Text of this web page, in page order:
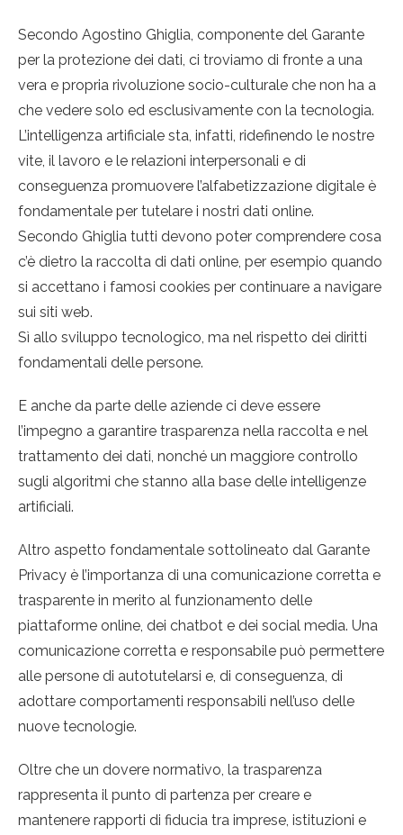
Secondo Agostino Ghiglia, componente del Garante
per la protezione dei dati, ci troviamo di fronte a una
vera e propria rivoluzione socio-culturale che non ha a
che vedere solo ed esclusivamente con la tecnologia.
L’intelligenza artificiale sta, infatti, ridefinendo le nostre
vite, il lavoro e le relazioni interpersonali e di
conseguenza promuovere l’alfabetizzazione digitale è
fondamentale per tutelare i nostri dati online.
Secondo Ghiglia tutti devono poter comprendere cosa
c’è dietro la raccolta di dati online, per esempio quando
si accettano i famosi cookies per continuare a navigare
sui siti web.
Sì allo sviluppo tecnologico, ma nel rispetto dei diritti
fondamentali delle persone.
E anche da parte delle aziende ci deve essere
l’impegno a garantire trasparenza nella raccolta e nel
trattamento dei dati, nonché un maggiore controllo
sugli algoritmi che stanno alla base delle intelligenze
artificiali.
Altro aspetto fondamentale sottolineato dal Garante
Privacy è l’importanza di una comunicazione corretta e
trasparente in merito al funzionamento delle
piattaforme online, dei chatbot e dei social media. Una
comunicazione corretta e responsabile può permettere
alle persone di autotutelarsi e, di conseguenza, di
adottare comportamenti responsabili nell’uso delle
nuove tecnologie.
Oltre che un dovere normativo, la trasparenza
rappresenta il punto di partenza per creare e
mantenere rapporti di fiducia tra imprese, istituzioni e